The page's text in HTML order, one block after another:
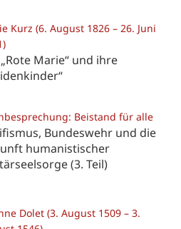
Kurz (6. August 1826 – 26. Juni
Marie“ und ihre
Beistand für alle
Bundeswehr und die
humanistischer
(3. Teil)
Dolet (3. August 1509 – 3.